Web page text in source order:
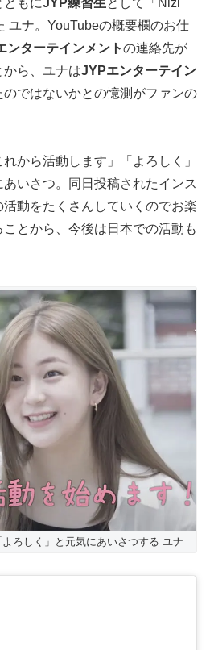
ユナ。YouTubeの概要欄のお仕
ンターテインメントの連絡先が
ら、ユナはJYPエンターテイン
のではないかとの憶測がファンの
から活動します」「よろしく」
いさつ。同日投稿されたインス
動をたくさんしていくのでお楽
とから、今後は日本での活動も
よろしく」と元気にあいさつする ユナ